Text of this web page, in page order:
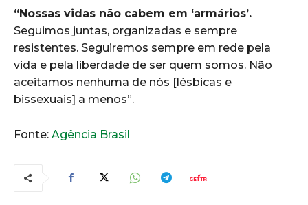
“Nossas vidas não cabem em ‘armários’.
Seguimos juntas, organizadas e sempre
resistentes. Seguiremos sempre em rede pela
vida e pela liberdade de ser quem somos. Não
aceitamos nenhuma de nós [lésbicas e
bissexuais] a menos”.
Fonte: Agência Brasil